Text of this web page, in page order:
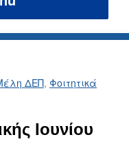
ΔΕΠ, Φοιτητικά
Ιουνίου